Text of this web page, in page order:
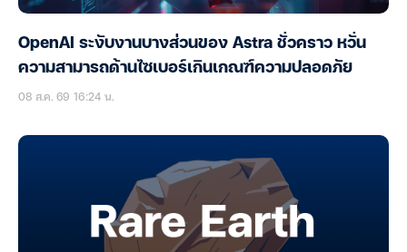
OpenAI ระงับงานบางส่วนของ Astra ชั่วคราว หวั่น
ความสามารถด้านไซเบอร์เกินเกณฑ์ความปลอดภัย
08 ส.ค. 69 16:24 น.